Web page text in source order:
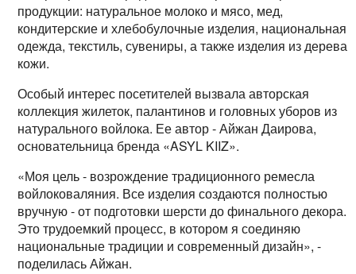
продукции: натуральное молоко и мясо, мед,
кондитерские и хлебобулочные изделия, национальная
одежда, текстиль, сувениры, а также изделия из дерева
кожи.
Особый интерес посетителей вызвала авторская
коллекция жилеток, палантинов и головных уборов из
натурального войлока. Ее автор - Айжан Даирова,
основательница бренда «ASYL KIIZ».
«Моя цель - возрождение традиционного ремесла
войлоковаляния. Все изделия создаются полностью
вручную - от подготовки шерсти до финального декора.
Это трудоемкий процесс, в котором я соединяю
национальные традиции и современный дизайн», -
поделилась Айжан.